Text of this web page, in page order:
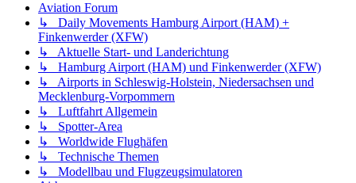
Aviation Forum
↳ Daily Movements Hamburg Airport (HAM) +
Finkenwerder (XFW)
↳ Aktuelle Start- und Landerichtung
↳ Hamburg Airport (HAM) und Finkenwerder (XFW)
↳ Airports in Schleswig-Holstein, Niedersachsen und
Mecklenburg-Vorpommern
↳ Luftfahrt Allgemein
↳ Spotter-Area
↳ Worldwide Flughäfen
↳ Technische Themen
↳ Modellbau und Flugzeugsimulatoren